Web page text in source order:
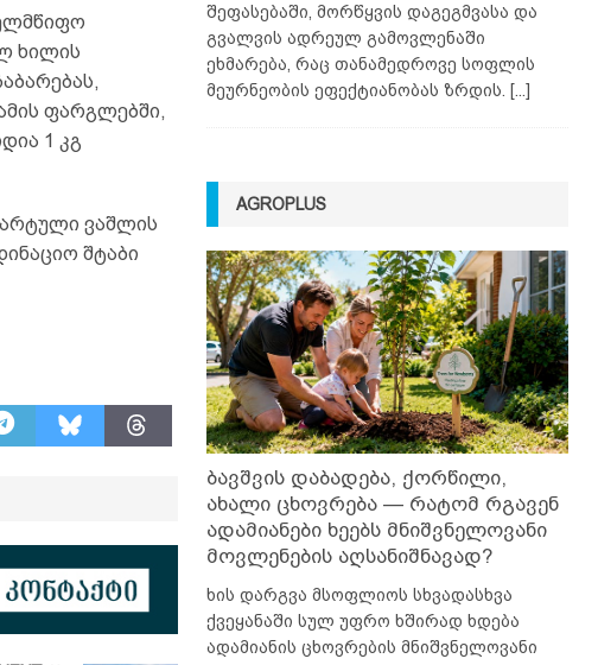
ხილის
ფარგლებში,
1 კგ
ვაშლის
შტაბი
შეფასებაში, მორწყვის დაგეგმვასა და
გვალვის ადრეულ გამოვლენაში
ეხმარება, რაც თანამედროვე სოფლის
მეურნეობის ეფექტიანობას ზრდის.
[...]
AGROPLUS
ბავშვის დაბადება, ქორწილი,
ახალი ცხოვრება — რატომ რგავენ
ადამიანები ხეებს მნიშვნელოვანი
მოვლენების აღსანიშნავად?
ხის დარგვა მსოფლიოს სხვადასხვა
ქვეყანაში სულ უფრო ხშირად ხდება
ადამიანის ცხოვრების მნიშვნელოვანი